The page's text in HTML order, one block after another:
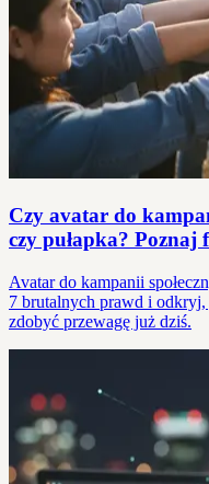
Czy avatar do
czy pułapka? Poznaj
Avatar do kampanii
7 brutalnych prawd i
zdobyć przewagę już dziś.